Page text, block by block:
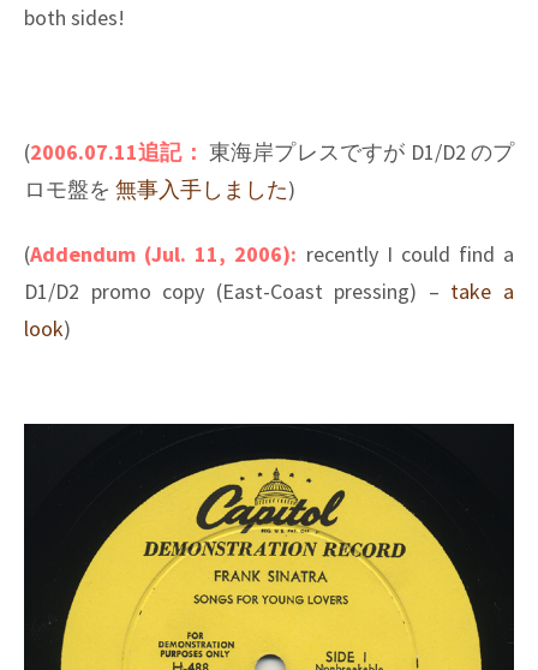
both sides!
(2006.07.11追記： 東海岸プレスですが D1/D2 のプ
ロモ盤を 無事入手しました)
(Addendum (Jul. 11, 2006): recently I could find a
D1/D2 promo copy (East-Coast pressing) – take a
look)